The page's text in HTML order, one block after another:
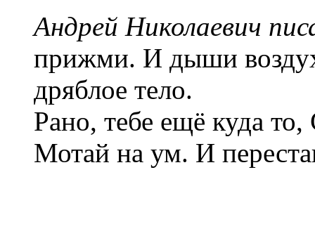
Андрей Николаевич
прижми. И дыши
дряблое тело.
Рано, тебе ещё куда то,
Мотай на ум. И